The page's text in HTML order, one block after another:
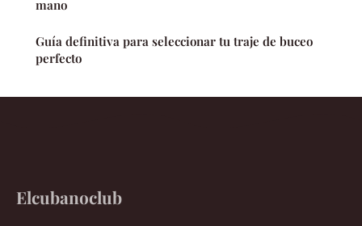
mano
Guía definitiva para seleccionar tu traje de buceo
perfecto
Elcubanoclub